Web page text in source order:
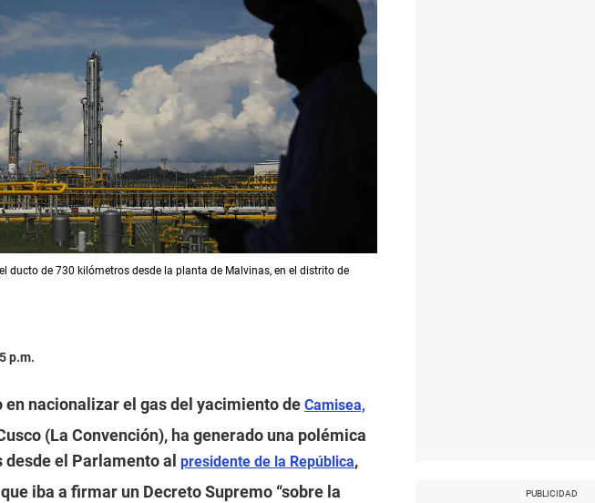
ducto de 730 kilómetros desde la planta de Malvinas, en el distrito de
p.m.
en nacionalizar el gas del yacimiento de Camisea,
(La Convención), ha generado una polémica
el Parlamento al presidente de la República,
iba a firmar un Decreto Supremo “sobre la